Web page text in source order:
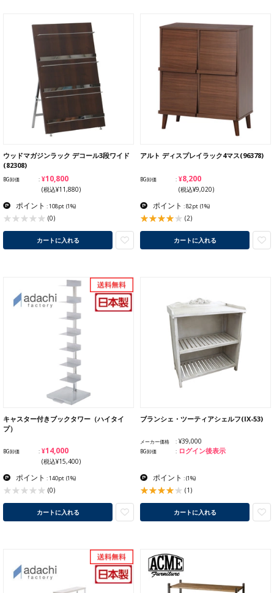
ウッドマガジンラック デコール3段ワイド
(82308)
BG卸価 ¥10,800
(税込¥11,880)
ポイント : 108pt (1%)
(0)
カートに入れる
アルト ディスプレイラック4マス(96378)
BG卸価 ¥8,200
(税込¥9,020)
ポイント : 82pt (1%)
(2)
カートに入れる
キャスター付きブックタワー（ハイタイ
プ）
BG卸価 ¥14,000
(税込¥15,400)
ポイント : 140pt (1%)
(0)
カートに入れる
ブランシェ・ツーティアシェルフ(IX-53)
メーカー価格 ¥39,000
BG卸価 ログイン後表示
ポイント :(1%)
(1)
カートに入れる